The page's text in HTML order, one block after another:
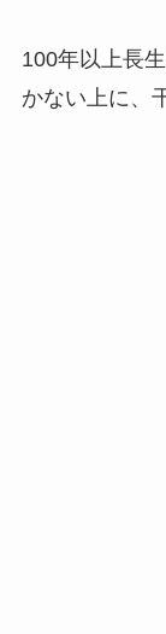
100年以上長
かない上に、